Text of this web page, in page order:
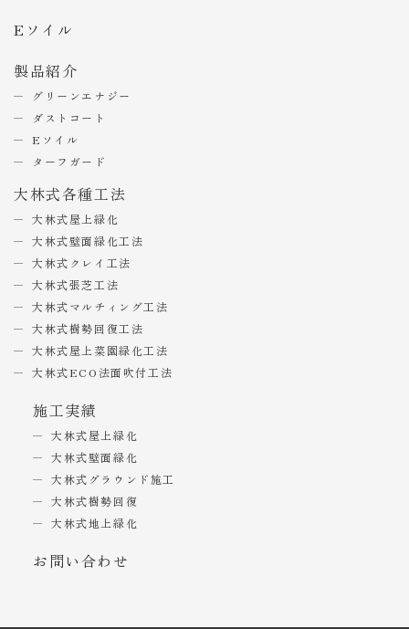
Eソイル
製品紹介
グリーンエナジー
ダストコート
Eソイル
ターフガード
大林式各種工法
大林式屋上緑化
大林式壁面緑化工法
大林式クレイ工法
大林式張芝工法
大林式マルチィング工法
大林式樹勢回復工法
大林式屋上菜園緑化工法
大林式ECO法面吹付工法
施工実績
大林式屋上緑化
大林式壁面緑化
大林式グラウンド施工
大林式樹勢回復
大林式地上緑化
お問い合わせ